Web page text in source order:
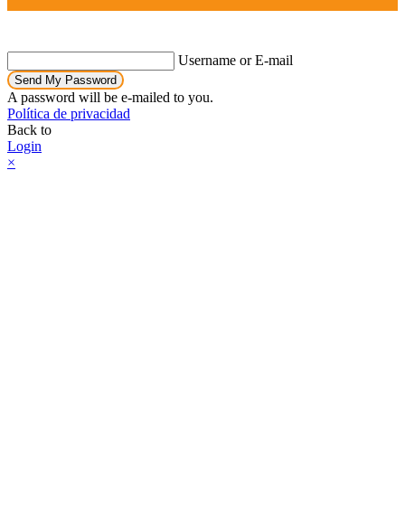
Username or E-mail
Send My Password
A password will be e-mailed to you.
Política de privacidad
Back to
Login
×